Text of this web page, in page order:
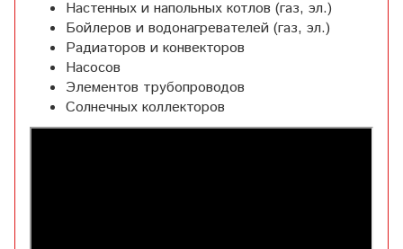
Настенных и напольных котлов (газ, эл.)
Бойлеров и водонагревателей (газ, эл.)
Радиаторов и конвекторов
Насосов
Элементов трубопроводов
Солнечных коллекторов